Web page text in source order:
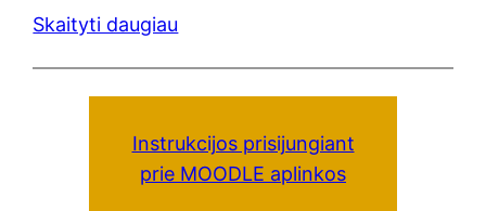
Skaityti daugiau
Instrukcijos prisijungiant
prie MOODLE aplinkos